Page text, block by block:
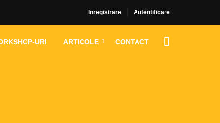
Inregistrare Autentificare
URI ARTICOLE CONTACT